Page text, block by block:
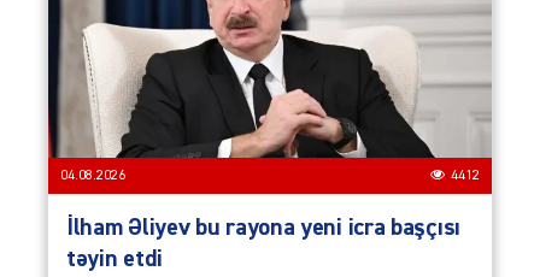
04.08.2026 4412
İlham Əliyev bu rayona yeni icra başçısı
təyin etdi